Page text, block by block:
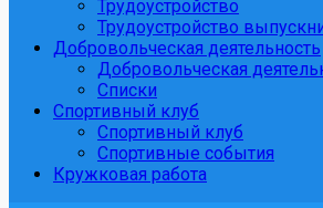
Трудоустройство
Трудоустройство
Добровольческая деятельность
Добровольческая
Списки
Спортивный клуб
Спортивный клуб
Спортивные события
Кружковая работа